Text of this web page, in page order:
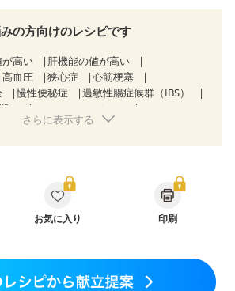
の方向けのレシピです
高い
肝機能の値が高い
高血圧 狭心症
心筋梗塞
慢性便秘症
過敏性腸症候群（IBS）
）
CKD（ステージ１）
CKD（ステージ３a）
気になる（初期）
なる（初期）
になる（初期）
妊娠高血圧(中期)
せた体作り）
活中 更年期
さらに表示する
お気に入り 印刷